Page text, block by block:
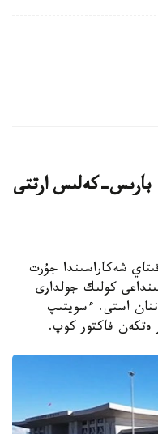
بارىس-كەلىس ارتتى
شەكاراسىندا جۇرت
كولىك جولدارى
جولاۋشى سانى 1 ميليوننان استى. ءسويتىپ
فاكتور كوپ.